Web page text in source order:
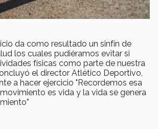
da como resultado un sinfín de
los cuales pudiéramos evitar si
físicas como parte de nuestra
el director Atlético Deportivo,
a hacer ejercicio "Recordemos esa
es vida y la vida se genera